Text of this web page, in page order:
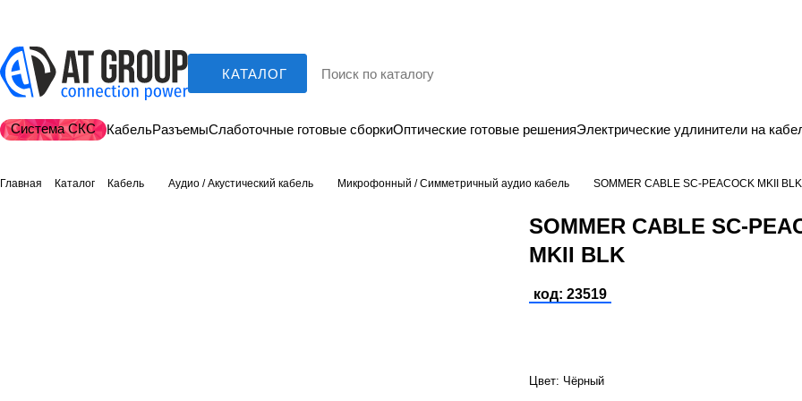
КАТАЛОГ
Система СКС КабельРазъемыСлаботочные готовые сборкиОптические готовые решенияЭлектрические удлинители на
Главная Каталог Кабель Аудио / Акустический кабель Микрофонный / Симметричный аудио кабель SOMMER CABLE SC-PEACOCK MKII BLK
SOMMER CABLE SC-
MKII BLK
код: 23519
Цвет: Чёрный